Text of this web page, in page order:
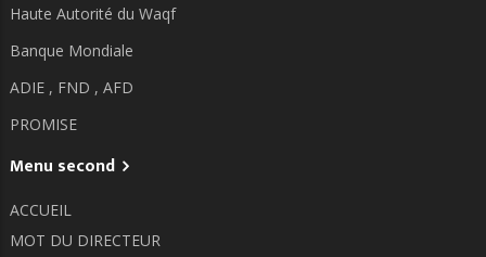
Haute Autorité du Waqf
Banque Mondiale
ADIE , FND , AFD
PROMISE
Menu second
ACCUEIL
MOT DU DIRECTEUR